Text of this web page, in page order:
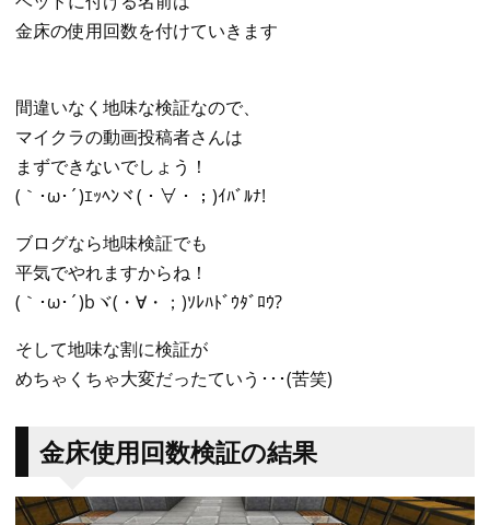
金床の使用回数を付けていきます
間違いなく地味な検証なので、
マイクラの動画投稿者さんは
まずできないでしょう！
(｀･ω･´)ｴｯﾍﾝヾ(・∀・；)ｲﾊﾞﾙﾅ!
ブログなら地味検証でも
平気でやれますからね！
(｀･ω･´)bヾ(・∀・；)ｿﾚﾊﾄﾞｳﾀﾞﾛｳ?
そして地味な割に検証が
めちゃくちゃ大変だったていう･･･(苦笑)
金床使用回数検証の結果